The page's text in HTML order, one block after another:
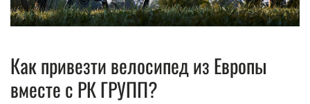
Как привезти велосипед из Европы
вместе с РК ГРУПП?